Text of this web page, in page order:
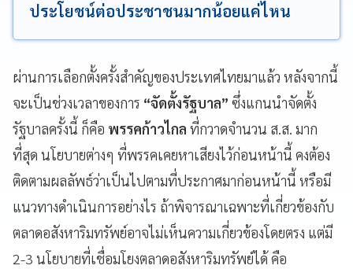
ประโยชน์ต่อประชาชนมากน้อยแค่ไหน
ผ่านการเลือกตั้งครั้งสำคัญของประเทศไทยมาแล้ว หลังจากนี้
จะเป็นช่วงเวลาของการ “จัดตั้งรัฐบาล” ซึ่งแกนนำจัดตั้ง
รัฐบาลครั้งนี้ ก็คือ พรรคก้าวไกล ที่กวาดจำนวน ส.ส. มาก
ที่สุด นโยบายต่างๆ ที่พรรคเคยหาเสียงไว้ก่อนหน้านี้ คงต้อง
ติดตามผลลัพธ์ว่าเป็นไปตามที่ประกาศมาก่อนหน้านี้ หรือมี
แนวทางดำเนินการอย่างไร ถ้าพิจารณาเฉพาะที่เกี่ยวข้องกับ
ตลาดอสังหาริมทรัพย์อาจไม่เห็นความเกี่ยวข้องโดยตรง แต่มี
2-3 นโยบายที่เชื่อมโยงตลาดอสังหาริมทรัพย์ได้ คือ